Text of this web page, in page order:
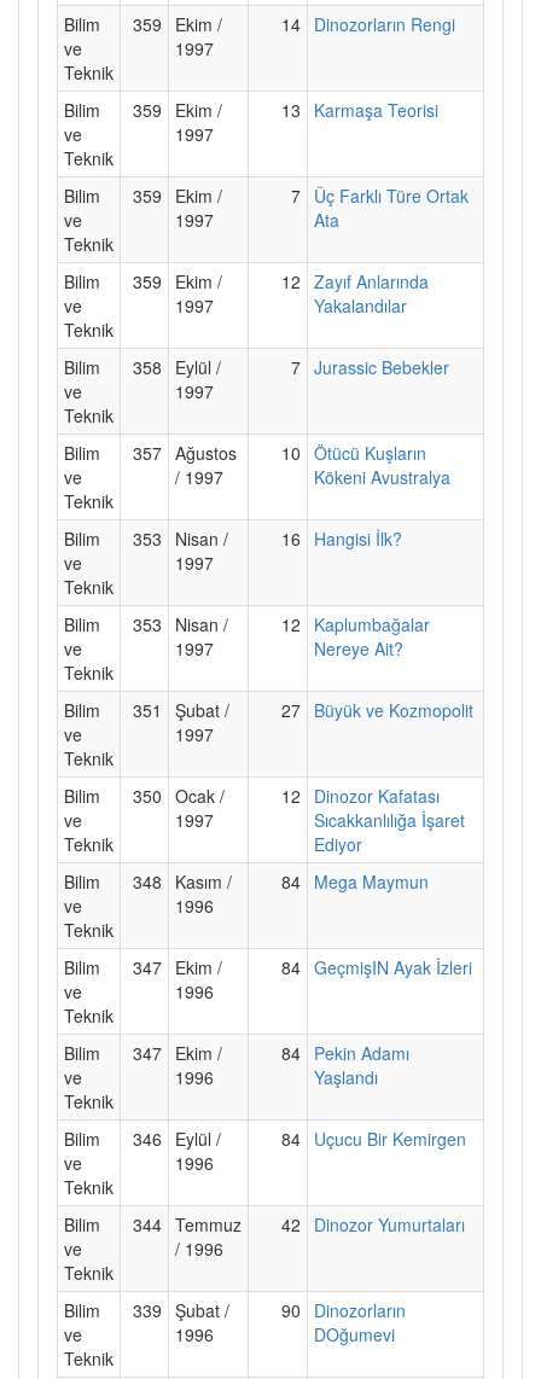
Bilim
ve
Teknik
359
Ekim /
1997
14 Dinozorların Rengi
Bilim
ve
Teknik
359
Ekim /
1997
13 Karmaşa Teorisi
Bilim
ve
Teknik
359
Ekim /
1997
7 Üç Farklı Türe Ortak
Ata
Bilim
ve
Teknik
359
Ekim /
1997
12 Zayıf Anlarında
Yakalandılar
Bilim
ve
Teknik
358
Eylül /
1997
7 Jurassic Bebekler
Bilim
ve
Teknik
357 Ağustos
/ 1997
10 Ötücü Kuşların
Kökeni Avustralya
Bilim
ve
Teknik
353
Nisan /
1997
16 Hangisi İlk?
Bilim
ve
Teknik
353
Nisan /
1997
12
Kaplumbağalar
Nereye Ait?
Bilim
ve
Teknik
351
Şubat /
1997
27 Büyük ve Kozmopolit
Bilim
ve
Teknik
350 Ocak /
1997
12
Dinozor Kafatası
Sıcakkanlılığa İşaret
Ediyor
Bilim
ve
Teknik
348
Kasım /
1996
84 Mega Maymun
Bilim
ve
Teknik
347 Ekim /
1996
84 GeçmişIN Ayak İzleri
Bilim
ve
Teknik
347 Ekim /
1996
84 Pekin Adamı
Yaşlandı
Bilim
ve
Teknik
346
Eylül /
1996
84 Uçucu Bir Kemirgen
Bilim
ve
Teknik
344 Temmuz
/ 1996
42 Dinozor Yumurtaları
Bilim
ve
Teknik
339 Şubat /
1996
90
Dinozorların
DOğumevi